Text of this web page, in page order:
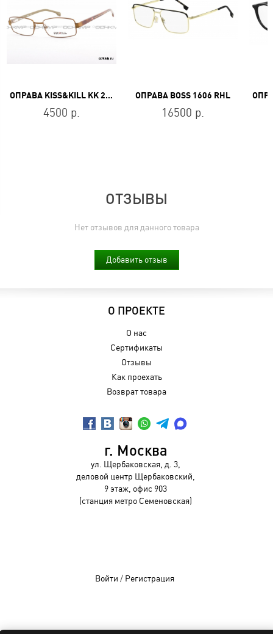
ОПРАВА KISS&KILL KK 2103 210
4500 р.
ОПРАВА BOSS 1606 RHL
16500 р.
ОТЗЫВЫ
Нет отзывов для данного товара
Добавить отзыв
О ПРОЕКТЕ
О нас
Сертификаты
Отзывы
Как проехать
Возврат товара
г. Москва
ул. Щербаковская, д. 3,
деловой центр Щербаковский,
9 этаж, офис 903
(станция метро Семеновская)
Войти / Регистрация